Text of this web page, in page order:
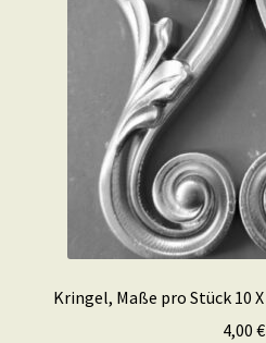
Kringel, Maße pro Stück 10
4,00 €